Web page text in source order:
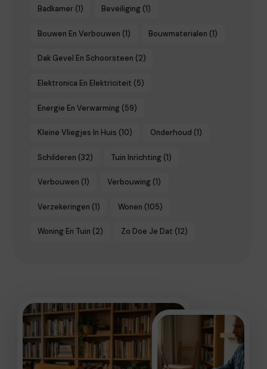
Badkamer(1) Beveiliging (1)
Bouwen En Verbouwen (1) Bouwmaterialen (1)
Dak Gevel En Schoorsteen (2)
Elektronica En Elektriciteit (5)
Energie En Verwarming(59)
Kleine Vliegjes In Huis (10) Onderhoud (1)
Schilderen (32) Tuin Inrichting (1)
Verbouwen (1) Verbouwing (1)
Verzekeringen (1) Wonen (105)
Woning En Tuin (2) Zo Doe Je Dat (12)